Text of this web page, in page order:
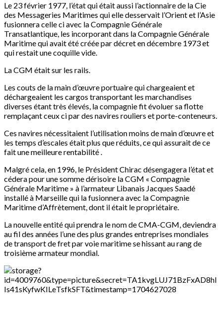
Le 23 février 1977, l’état qui était aussi l’actionnaire de la Cie
des Messageries Maritimes qui elle desservait l’Orient et l’Asie
fusionnera celle ci avec la Compagnie Générale
Transatlantique, les incorporant dans la Compagnie Générale
Maritime qui avait été créée par décret en décembre 1973 et
qui restait une coquille vide.
La CGM était sur les rails.
Les couts de la main d’œuvre portuaire qui chargeaient et
déchargeaient les cargos transportant les marchandises
diverses étant très élevés, la compagnie fit évoluer sa flotte
remplaçant ceux ci par des navires rouliers et porte-conteneurs.
Ces navires nécessitaient l’utilisation moins de main d’œuvre et
les temps d’escales était plus que réduits, ce qui assurait de ce
fait une meilleure rentabilité .
Malgré cela, en 1996, le Président Chirac désengagera l’état et
cédera pour une somme dérisoire la CGM « Compagnie
Générale Maritime » à l’armateur Libanais Jacques Saadé
installé à Marseille qui la fusionnera avec la Compagnie
Maritime d’Affrètement, dont il était le propriétaire.
La nouvelle entité qui prendra le nom de CMA-CGM, deviendra
au fil des années l’une des plus grandes entreprises mondiales
de transport de fret par voie maritime se hissant au rang de
troisième armateur mondial.